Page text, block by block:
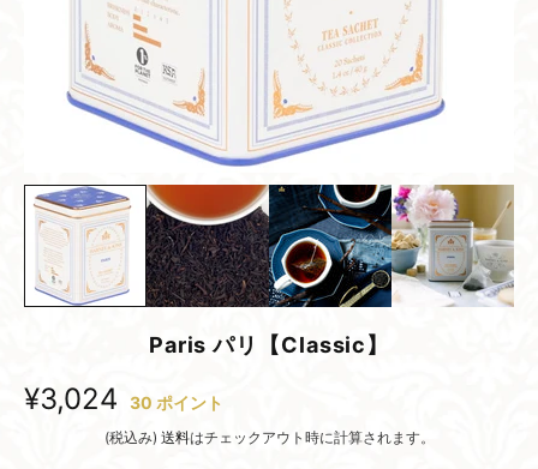
Paris パリ【Classic】
¥3,024 30 ポイント
(税込み) 送料はチェックアウト時に計算されます。